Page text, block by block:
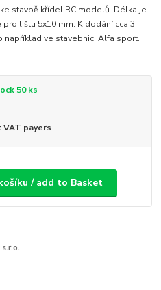
stavbě křídel RC modelů. Délka je
lištu 5x10 mm. K dodání cca 3
například ve stavebnici Alfa sport.
50 ks
VAT payers
/ add to Basket